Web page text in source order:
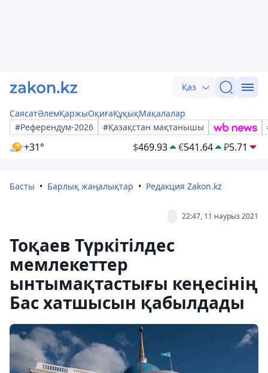
Қаз
СаясатӘлемҚаржыОқиғаҚұқықМақалалар
#Референдум-2026
#Қазақстан мақтанышы
+31° $469.93 €541.64 ₽5.71
Басты Барлық жаңалықтар Редакция Zakon.kz
22:47, 11 наурыз 2021
Тоқаев Түркітілдес
мемлекеттер
ынтымақтастығы кеңесінің
Бас хатшысын қабылдады